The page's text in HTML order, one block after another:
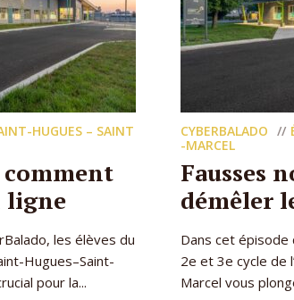
HUGUES – SAINT
comment
ligne
les élèves du
Hugues–Saint-
pour la...
CYBERBALADO
-MARCEL
Fausses
démêler
Dans cet épisode
2e et 3e cycle de
Marcel vous